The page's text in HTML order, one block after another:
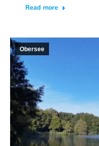
Read more
Obersee